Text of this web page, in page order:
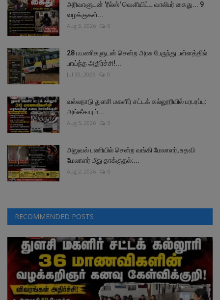
அரிவாளுடன் 'ரீல்ஸ்' வெளியிட்ட வாலிபர் கைது... 9
வழக்குகள்...
Aug 3, 2026 0
28 பயணிகளுடன் சென்ற அரசு பேருந்து பள்ளத்தில்
பாய்ந்த அதிர்ச்சி!...
Jul 30, 2026 0
வல்லநாடு துளசி மகளிர் சட்டக் கல்லூரியில் பரபரப்பு:
அங்கீகாரம்...
Aug 5, 2026 0
அலுவல் பணியில் சென்ற வங்கி மேலாளர், உதவி
மேலாளர் மீது தாக்குதல்:...
Aug 2, 2026 0
RECOMMENDED POSTS